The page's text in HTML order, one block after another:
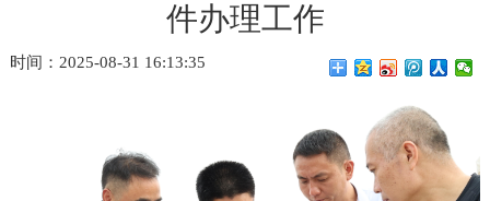
件办理工作
时间：2025-08-31 16:13:35